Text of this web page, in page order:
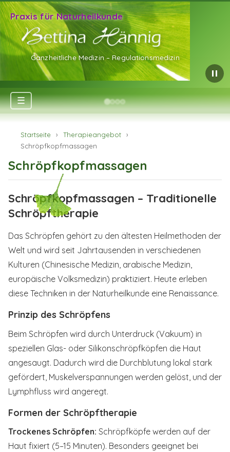
Praxis für Naturheilkunde
Ganzheitliche Medizin – Regulationsmedizin
☰
Startseite › Therapieangebot
›
Schröpfkopfmassagen
Schröpfkopfmassagen
Schröpfkopfmassagen – Traditionelle
Schröpftherapie
Das Schröpfen gehört zu den ältesten Heilmethoden der
Welt und wird seit Jahrtausenden in verschiedenen
Kulturen (Chinesische Medizin, arabische Medizin,
europäische Volksmedizin) praktiziert. Heute erleben
diese Techniken in der Naturheilkunde eine Renaissance.
Prinzip des Schröpfens
Beim Schröpfen wird durch Unterdruck (Vakuum) in
speziellen Glas- oder Silikonschröpfköpfen die Haut
angesaugt. Dadurch wird die Durchblutung lokal stark
gefördert, Muskelverspannungen werden gelöst, und der
Lymphfluss wird angeregt.
Formen der Schröpftherapie
Trockenes Schröpfen: Schröpfköpfe werden auf der
Haut fixiert (5–15 Minuten). Besonders geeignet bei